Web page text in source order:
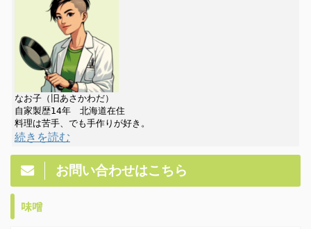
なお子（旧あさかわだ）
自家製歴14年　北海道在住
続きを読む
お問い合わせはこちら
味噌